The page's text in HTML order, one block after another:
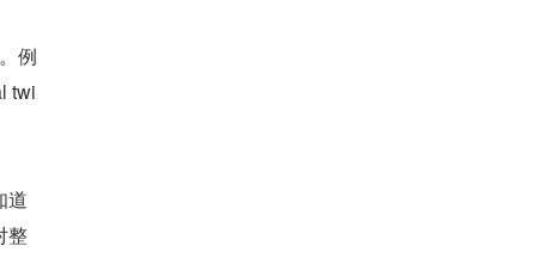
例
twi
道
整